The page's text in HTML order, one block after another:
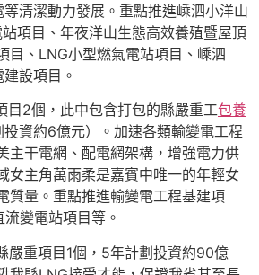
等清潔動力發展。重點推進嵊泗小洋山
項目、年夜洋山生態高效養殖暨屋頂
目、LNG小型燃氣電站項目、嵊泗
設項目。
目2個，此中包含打包的縣嚴重工包養
資約6億元）。加速各類輸變電工程
主干電網、配電網架構，增強電力供
女主角萬雨柔是嘉賓中唯一的年輕女
質量。重點推進輸變電工程基建項
變電站項目等。
嚴重項目1個，5年計劃投資約90億